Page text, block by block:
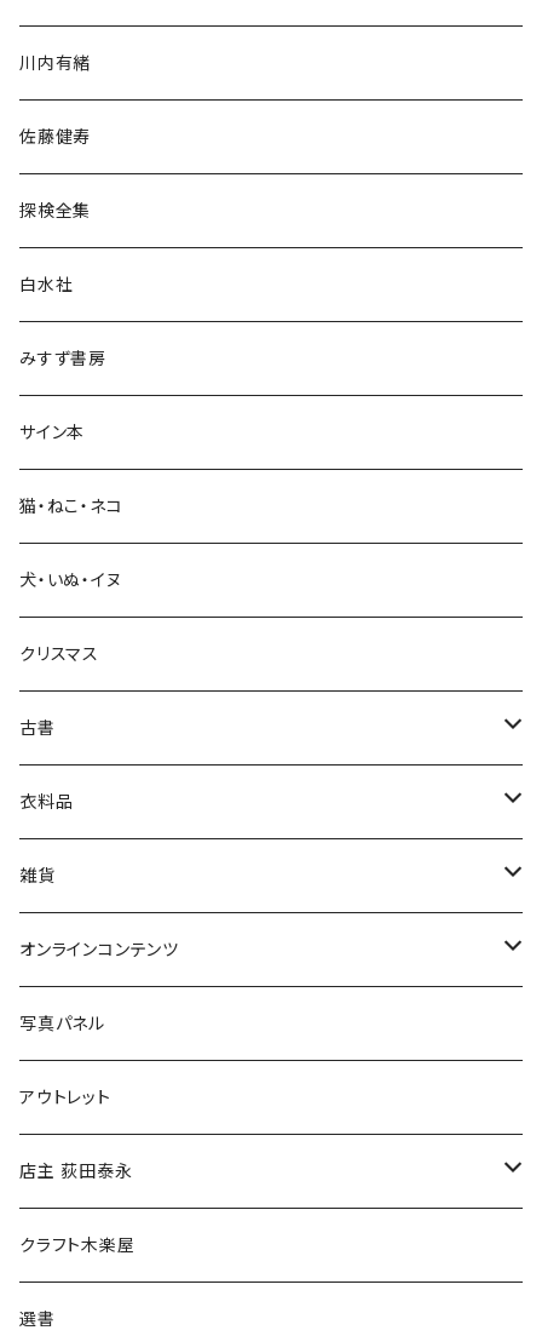
民族・風習
言語・ことば
生活・暮らし
芸術・絵画・写真
絵本・児童書
娯楽・エンターテインメント
川内有緒
佐藤健寿
探検全集
白水社
みすず書房
サイン本
猫・ねこ・ネコ
犬・いぬ・イヌ
クリスマス
古書
古書セット
美術
衣料品
POLEWARDS
Tシャツ
雑貨
バッグ
ブックカバー
マグカップ
傘
食料品
その他
オンラインコンテンツ
冒険クロストーク
写真パネル
アウトレット
店主 荻田泰永
書籍
ウェア
クラフト木楽屋
選書